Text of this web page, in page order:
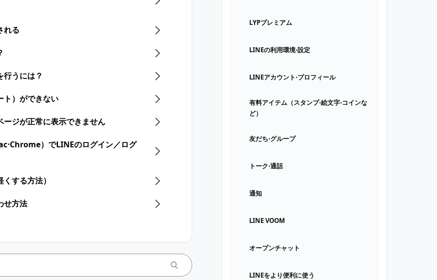
LYPプレミアム
LINEの利用環境⋅設定
LINEアカウント⋅プロフィール
有料アイテム（スタンプ⋅絵文字⋅コインな
ど）
友だち⋅グループ
トーク⋅通話
通知
LINE VOOM
オープンチャット
LINEをより便利に使う
れる
うには？
ト）ができない
ジが正常に表示できません
）でLINEのログイン／ログ
する方法）
せ方法